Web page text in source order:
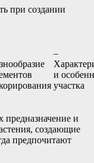
при создании
–
и
участка
предназначение и
создающие
предпочитают